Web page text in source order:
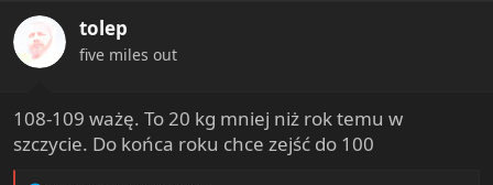
tolep
five miles out
108-109 ważę. To 20 kg mniej niż rok temu w
szczycie. Do końca roku chce zejść do 100